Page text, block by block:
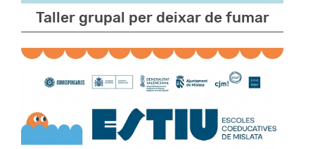
Taller grupal per deixar de fumar